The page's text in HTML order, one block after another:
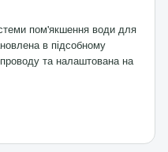
пом'якшення води для
в підсобному
та налаштована на